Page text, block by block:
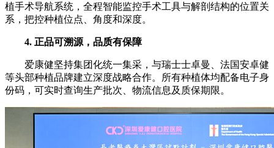
植手术导航系统，全程智能监控手术工具与解剖结构的位置关
系，把控种植位点、角度和深度。
4. 正品可溯源，品质有保障
爱康健坚持集团化统一集采，与瑞士士卓曼、法国安卓健
等头部种植品牌建立深度战略合作。所有种植体均配备电子身
份码，可实时查询生产批次、物流信息及质保期限。